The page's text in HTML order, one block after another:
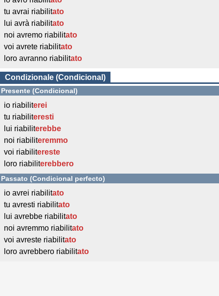
tu avrai riabilitato
lui avrà riabilitato
noi avremo riabilitato
voi avrete riabilitato
loro avranno riabilitato
Condizionale (Condicional)
Presente (Condicional)
io riabiliterei
tu riabiliteresti
lui riabiliterebbe
noi riabiliteremmo
voi riabilitereste
loro riabiliterebbero
Passato (Condicional perfecto)
io avrei riabilitato
tu avresti riabilitato
lui avrebbe riabilitato
noi avremmo riabilitato
voi avreste riabilitato
loro avrebbero riabilitato